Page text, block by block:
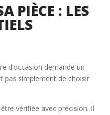
PIÈCE : LES
d’occasion demande un
pas simplement de choisir
vérifiée avec précision. Il